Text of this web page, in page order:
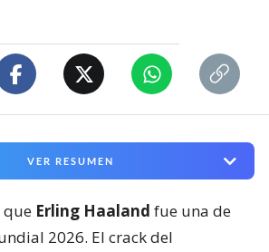
VER RESUMEN
que Erling Haaland fue una de
2026. El crack del